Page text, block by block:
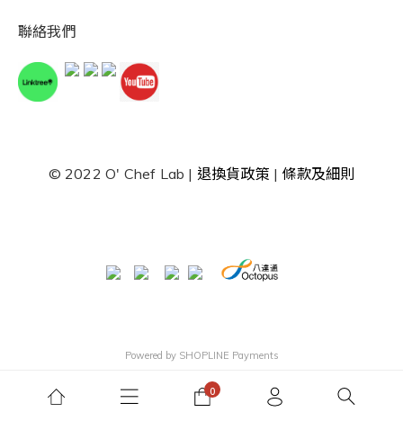
聯絡我們
© 2022 O' Chef Lab | 退換貨政策 | 條款及細則
Powered by SHOPLINE Payments